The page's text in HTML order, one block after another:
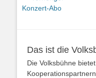
Vorheriger
Konzert-Abo
Das ist die
Die Volksbühne